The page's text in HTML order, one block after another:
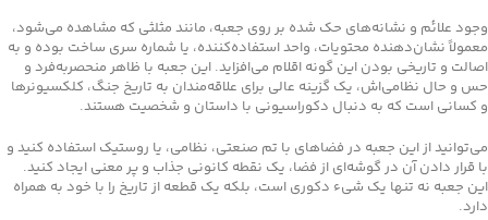
وجود علائم و نشانه‌های حک شده بر روی جعبه، مانند مثلثی که مشاهده می‌شود،
معمولاً نشان‌دهنده محتویات، واحد استفاده‌کننده، یا شماره سری ساخت بوده و به
اصالت و تاریخی بودن این گونه اقلام می‌افزاید. این جعبه با ظاهر منحصربه‌فرد و
حس و حال نظامی‌اش، یک گزینه عالی برای علاقه‌مندان به تاریخ جنگ، کلکسیونرها
و کسانی است که به دنبال دکوراسیونی با داستان و شخصیت هستند.
می‌توانید از این جعبه در فضاهای با تم صنعتی، نظامی، یا روستیک استفاده کنید و
با قرار دادن آن در گوشه‌ای از فضا، یک نقطه کانونی جذاب و پر معنی ایجاد کنید.
این جعبه نه تنها یک شیء دکوری است، بلکه یک قطعه از تاریخ را با خود به همراه
دارد.